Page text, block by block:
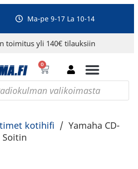
Ma-pe 9-17 La 10-14
toimitus yli 140€ tilauksiin
0
kotihifi / Yamaha CD-
Soitin